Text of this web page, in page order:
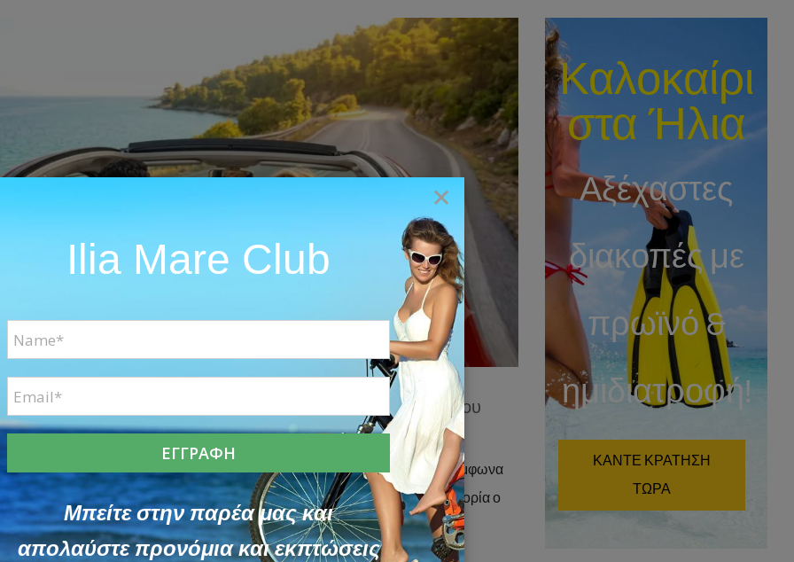
μεγαλύτερου ποσοστού των έργων και άνοιγμα του δρόμου
Λουτρά Αιδηψού
και ευχάριστη εξέλιξη για τη Βόρεια Εύβοια φέρνει ο φετινός Ιούλιος. Σύμφωνα
των αρχών, στις10 Ιουλίου 2026παραδίδεται και πάλι στην κυκλοφορία ο
– Ήλια – Λουτρά Αιδηψού, μετά την μερική ολοκλήρωση των
έργων βραχοπροστασίας.
Καλοκαίρι
στα Ήλια
Αξέχαστες
διακοπές με
πρωϊνό &
ημιδιατροφή!
ΚΑΝΤΕ ΚΡΑΤΗΣΗ
ΤΩΡΑ
×
Ilia Mare Club
Μπείτε στην παρέα μας και
απολαύστε προνόμια και εκπτώσεις